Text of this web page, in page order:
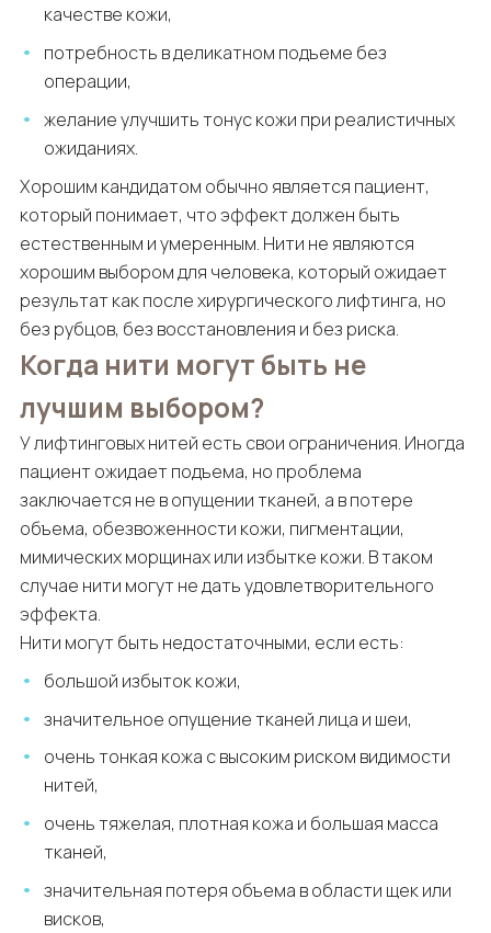
качестве кожи,
потребность в деликатном подъеме без
операции,
желание улучшить тонус кожи при реалистичных
ожиданиях.
Хорошим кандидатом обычно является пациент,
который понимает, что эффект должен быть
естественным и умеренным. Нити не являются
хорошим выбором для человека, который ожидает
результат как после хирургического лифтинга, но
без рубцов, без восстановления и без риска.
Когда нити могут быть не
лучшим выбором?
У лифтинговых нитей есть свои ограничения. Иногда
пациент ожидает подъема, но проблема
заключается не в опущении тканей, а в потере
объема, обезвоженности кожи, пигментации,
мимических морщинах или избытке кожи. В таком
случае нити могут не дать удовлетворительного
эффекта.
Нити могут быть недостаточными, если есть:
большой избыток кожи,
значительное опущение тканей лица и шеи,
очень тонкая кожа с высоким риском видимости
нитей,
очень тяжелая, плотная кожа и большая масса
тканей,
значительная потеря объема в области щек или
висков,